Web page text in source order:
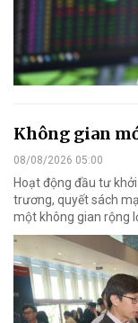
Không gian
08/08/2026 05:00
Hoạt động đầu tư
trương, quyết sách
một không gian rộng